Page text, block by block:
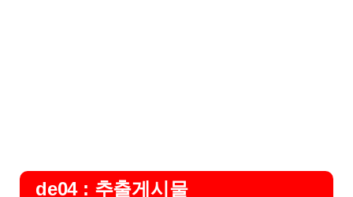
de04 : 추출게시물